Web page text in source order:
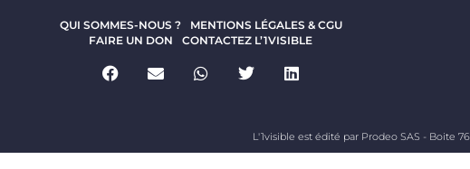
QUI SOMMES-NOUS ?
MENTIONS LÉGALES & CGU
FAIRE UN DON
CONTACTEZ L’1VISIBLE
L'1visible est édité par Prodeo SAS - Boite